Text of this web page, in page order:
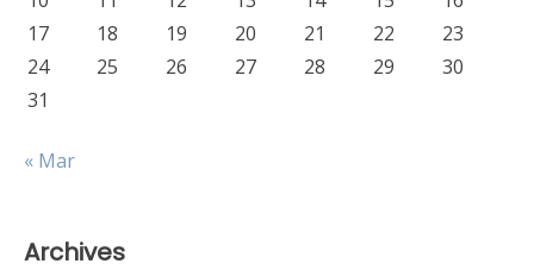
17
18 19 20 21 22
23
24
25 26 27 28 29
30
31
« Mar
Archives